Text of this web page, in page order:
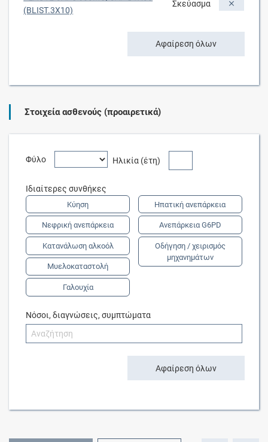
(BLIST.3X10)
Σκεύασμα
Αφαίρεση όλων
Στοιχεία ασθενούς (προαιρετικά)
Φύλο Ηλικία (έτη)
Ιδιαίτερες συνθήκες
Κύηση
Νεφρική ανεπάρκεια
Κατανάλωση αλκοόλ
Μυελοκαταστολή
Γαλουχία
Ηπατική ανεπάρκεια
Ανεπάρκεια G6PD
Οδήγηση / χειρισμός
μηχανημάτων
Νόσοι, διαγνώσεις, συμπτώματα
Αφαίρεση όλων